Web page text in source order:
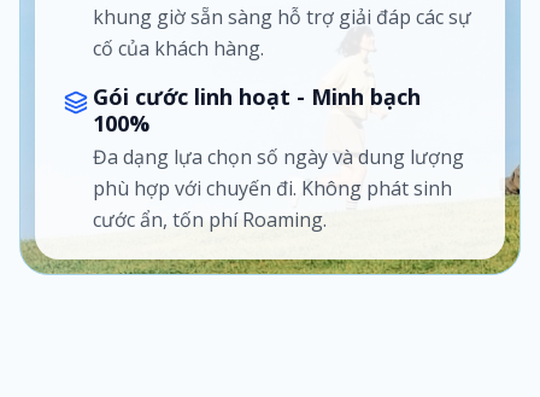
khung giờ sẵn sàng hỗ trợ giải đáp các sự
cố của khách hàng.
Gói cước linh hoạt - Minh bạch
100%
Đa dạng lựa chọn số ngày và dung lượng
phù hợp với chuyến đi. Không phát sinh
cước ẩn, tốn phí Roaming.